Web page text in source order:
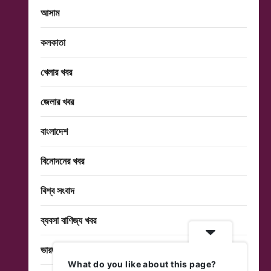
আসাম
কলকাতা
খেলার খবর
জেলার খবর
বাংলাদেশ
বিনোদনের খবর
বিশ্ব সংবাদ
ব্যবসা বাণিজ্য খবর
ভারত
What do you like about this page?